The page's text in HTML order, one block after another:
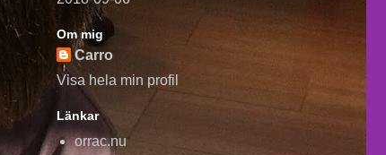
Om mig
Carro
Visa hela min profil
Länkar
orrac.nu